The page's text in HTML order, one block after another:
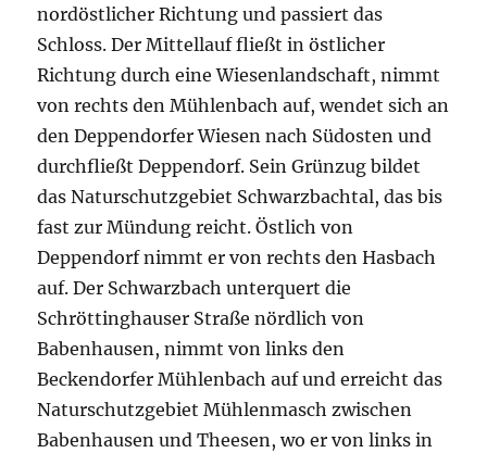
nordöstlicher Richtung und passiert das
Schloss. Der Mittellauf fließt in östlicher
Richtung durch eine Wiesenlandschaft, nimmt
von rechts den Mühlenbach auf, wendet sich an
den Deppendorfer Wiesen nach Südosten und
durchfließt Deppendorf. Sein Grünzug bildet
das Naturschutzgebiet Schwarzbachtal, das bis
fast zur Mündung reicht. Östlich von
Deppendorf nimmt er von rechts den Hasbach
auf. Der Schwarzbach unterquert die
Schröttinghauser Straße nördlich von
Babenhausen, nimmt von links den
Beckendorfer Mühlenbach auf und erreicht das
Naturschutzgebiet Mühlenmasch zwischen
Babenhausen und Theesen, wo er von links in